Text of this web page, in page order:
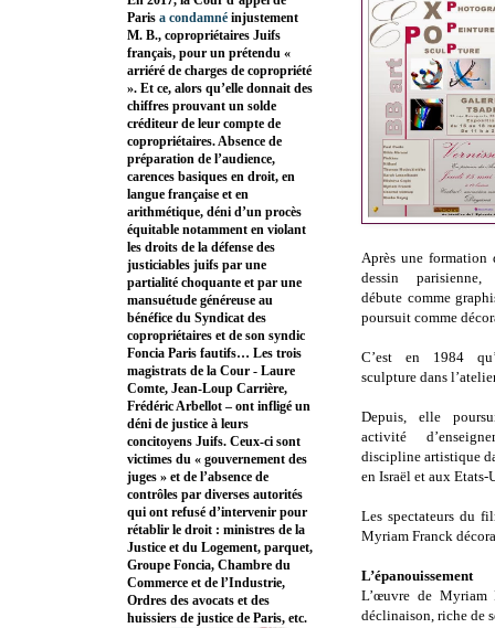
Après une formation
dessin
débute comme
poursuit comme
C’est en 1984
sculpture dans
Depuis, elle
activité
discipline artistique
en Israël et aux Etats-
Les spectateurs du
Myriam Franck
L’épanouissement
L’œuvre de Myriam
déclinaison, riche de
Paris a condamné injustement
M. B., copropriétaires Juifs
français, pour un prétendu «
arriéré de charges de copropriété
». Et ce, alors qu’elle donnait des
chiffres prouvant un solde
créditeur de leur compte de
copropriétaires. Absence de
préparation de l’audience,
carences basiques en droit, en
langue française et en
arithmétique, déni d’un procès
équitable notamment en violant
les droits de la défense des
justiciables juifs par une
partialité choquante et par une
mansuétude généreuse au
bénéfice du Syndicat des
copropriétaires et de son syndic
Foncia Paris fautifs… Les trois
magistrats de la Cour - Laure
Comte, Jean-Loup Carrière,
Frédéric Arbellot – ont infligé un
déni de justice à leurs
concitoyens Juifs. Ceux-ci sont
victimes du « gouvernement des
juges » et de l’absence de
contrôles par diverses autorités
qui ont refusé d’intervenir pour
rétablir le droit : ministres de la
Justice et du Logement, parquet,
Groupe Foncia, Chambre du
Commerce et de l’Industrie,
Ordres des avocats et des
huissiers de justice de Paris, etc.